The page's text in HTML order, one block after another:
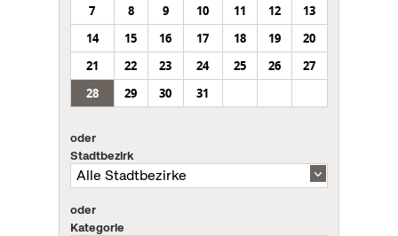
7
8 9 10 11 12
13
14
15 16 17 18 19
20
21
22 23 24 25 26
27
28
29 30 31
oder
Stadtbezirk
oder
Kategorie